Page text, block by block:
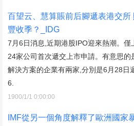
百望云、慧算賬前后腳遞表港交所
豐收季？_IDG
7月6日消息,近期港股IPO迎來熱潮。
24家公司首次遞交上市申請。有意思
解決方案的企業有兩家,分別是6月28日
6.
1900/1/1 0:00:00
IMF從另一個角度解釋了歐洲國家